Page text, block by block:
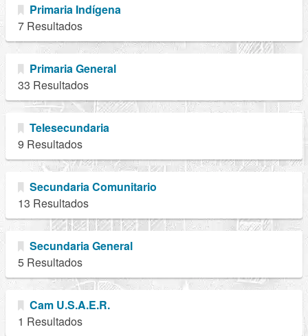
Primaria Indígena
7 Resultados
Primaria General
33 Resultados
Telesecundaria
9 Resultados
Secundaria Comunitario
13 Resultados
Secundaria General
5 Resultados
Cam U.S.A.E.R.
1 Resultados